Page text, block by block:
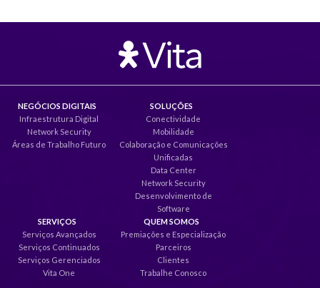
NEGÓCIOS DIGITAIS
Infraestrutura Digital
Network Security
Áreas de Trabalho Futuro
SOLUÇÕES
Conectividade
Mobilidade
Colaboração e Comunicações
Unificadas
Data Center
Network Security
Desenvolvimento de
Software
SERVIÇOS
Serviços Avançados
Serviços Continuados
Serviços Gerenciados
Vita One
QUEM SOMOS
Premiações e Especialização
Parceiros
Clientes
Trabalhe Conosco